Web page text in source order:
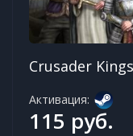
Crusader
Активация:
115 руб.